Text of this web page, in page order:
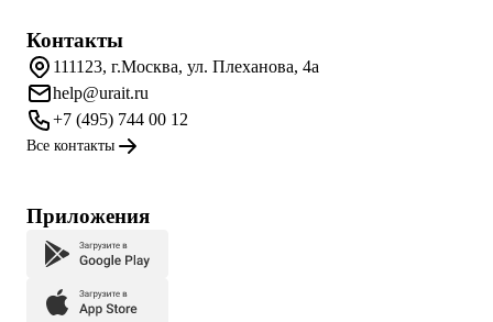
Контакты
111123, г.Москва, ул. Плеханова, 4а
help@urait.ru
+7 (495) 744 00 12
Все контакты
Приложения